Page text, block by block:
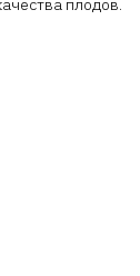
плодов.